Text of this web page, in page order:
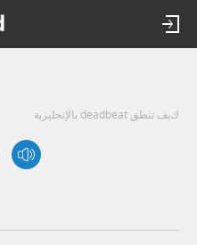
كيف تنطق deadbeat بالإنجليزية